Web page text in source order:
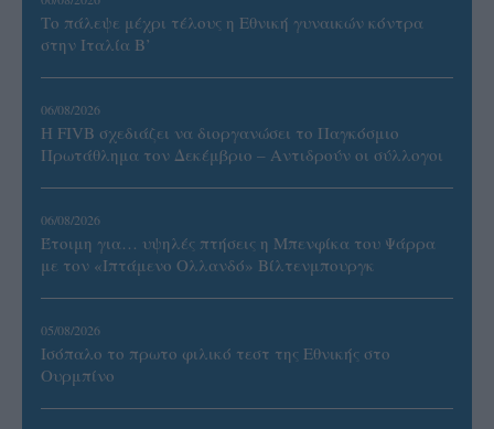
Το πάλεψε μέχρι τέλους η Εθνική γυναικών κόντρα
στην Ιταλία Β’
06/08/2026
Η FIVB σχεδιάζει να διοργανώσει το Παγκόσμιο
Πρωτάθλημα τον Δεκέμβριο – Αντιδρούν οι σύλλογοι
06/08/2026
Έτοιμη για… υψηλές πτήσεις η Μπενφίκα του Ψάρρα
με τον «Ιπτάμενο Ολλανδό» Βίλτενμπουργκ
05/08/2026
Ισόπαλο το πρωτο φιλικό τεστ της Εθνικής στο
Ουρμπίνο